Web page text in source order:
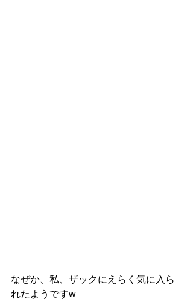
なぜか、私、ザックにえらく気に入ら
れたようですw